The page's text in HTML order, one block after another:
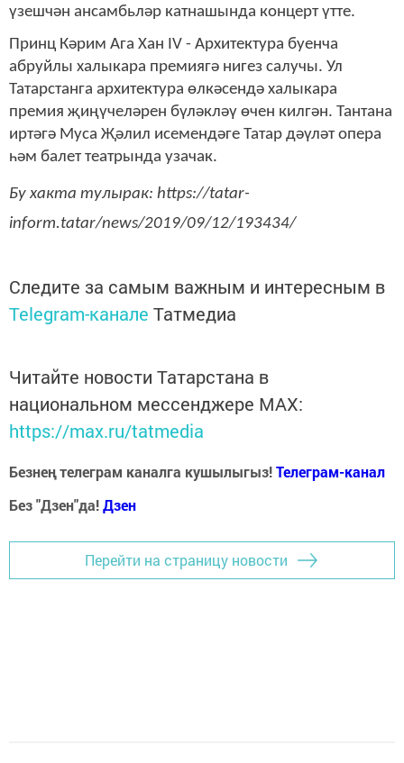
үзешчән ансамбьләр катнашында концерт үтте.
Принц Кәрим Ага Хан IV - Архитектура буенча
абруйлы халыкара премиягә нигез салучы. Ул
Татарстанга архитектура өлкәсендә халыкара
премия җиңүчеләрен бүләкләү өчен килгән. Тантана
иртәгә Муса Җәлил исемендәге Татар дәүләт опера
һәм балет театрында узачак.
Бу хакта тулырак: https://tatar-
inform.tatar/news/2019/09/12/193434/
Следите за самым важным и интересным в
Telegram-канале Татмедиа
Читайте новости Татарстана в
национальном мессенджере MАХ:
https://max.ru/tatmedia
Безнең телеграм каналга кушылыгыз!Телеграм-канал
Без "Дзен"да!Дзен
Перейти на страницу новости